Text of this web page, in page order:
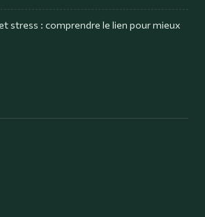
stress : comprendre le lien pour mieux